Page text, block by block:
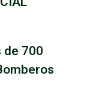
de 700